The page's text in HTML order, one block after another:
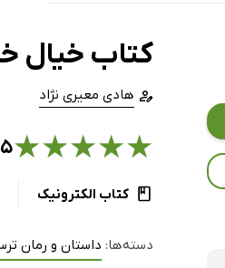
کتاب خیال
هادی معیری نژاد
★
★
★
★
★۵
کتاب الکترونیک
دسته‌ها: داستان و رمان